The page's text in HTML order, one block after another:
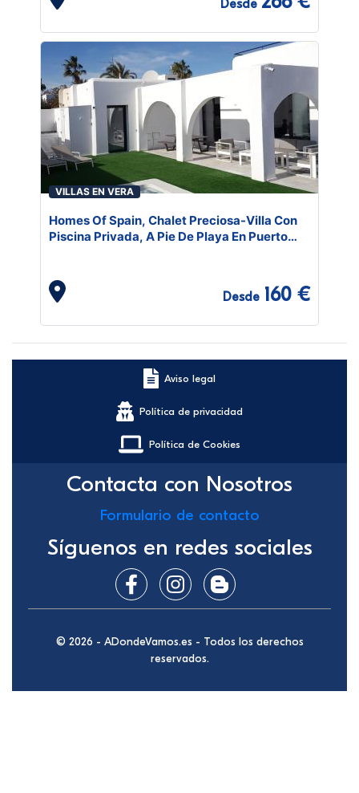
Desde
VILLAS EN VERA
Homes Of Spain, Chalet Preciosa-Villa Con
Piscina Privada, A Pie De Playa En Puerto
Desde 160 €
Aviso legal
Política de privacidad
Política de Cookies
Contacta con Nosotros
Formulario de contacto
Síguenos en redes sociales
© 2026 - ADondeVamos.es - Todos los derechos
reservados.